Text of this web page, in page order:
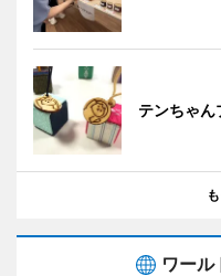
テンちゃん
ワール